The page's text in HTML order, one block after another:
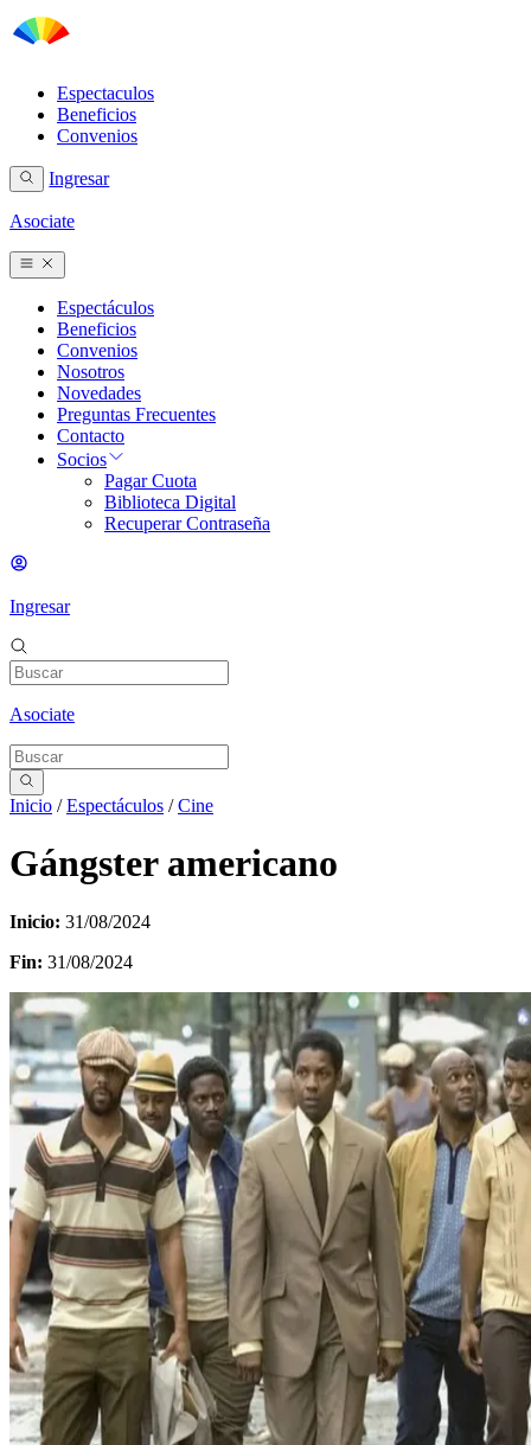
Espectaculos
Beneficios
Convenios
Ingresar
Asociate
Espectáculos
Beneficios
Convenios
Nosotros
Novedades
Preguntas Frecuentes
Contacto
Socios
Pagar Cuota
Biblioteca Digital
Recuperar Contraseña
Ingresar
Asociate
Inicio /Espectáculos /Cine
Gángster americano
Inicio: 31/08/2024
Fin: 31/08/2024